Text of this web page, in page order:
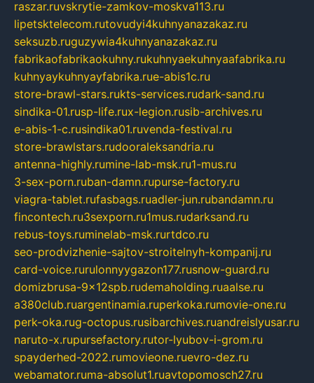
raszar.ruvskrytie-zamkov-moskva113.ru
lipetsktelecom.rutovudyi4kuhnyanazakaz.ru
seksuzb.ruguzywia4kuhnyanazakaz.ru
fabrikaofabrikaokuhny.rukuhnyaekuhnyaafabrika.ru
kuhnyaykuhnyayfabrika.rue-abis1c.ru
store-brawl-stars.rukts-services.rudark-sand.ru
sindika-01.rusp-life.rux-legion.rusib-archives.ru
e-abis-1-c.rusindika01.ruvenda-festival.ru
store-brawlstars.rudooraleksandria.ru
antenna-highly.rumine-lab-msk.ru1-mus.ru
3-sex-porn.ruban-damn.rupurse-factory.ru
viagra-tablet.rufasbags.ruadler-jun.rubandamn.ru
fincontech.ru3sexporn.ru1mus.rudarksand.ru
rebus-toys.ruminelab-msk.rurtdco.ru
seo-prodvizhenie-sajtov-stroitelnyh-kompanij.ru
card-voice.rurulonnyygazon177.rusnow-guard.ru
domizbrusa-9x12spb.rudemaholding.ruaalse.ru
a380club.ruargentinamia.ruperkoka.rumovie-one.ru
perk-oka.rug-octopus.rusibarchives.ruandreislyusar.ru
naruto-x.rupursefactory.rutor-lyubov-i-grom.ru
spayderhed-2022.rumovieone.ruevro-dez.ru
webamator.ruma-absolut1.ruavtopomosch27.ru